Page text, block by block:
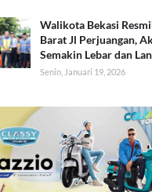
Walikota Bekasi
Barat Jl Perjuangan,
Semakin Lebar dan
Senin, Januari 19, 2026